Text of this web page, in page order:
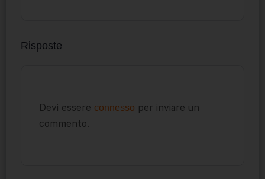
Risposte
Devi essere connesso per inviare un
commento.